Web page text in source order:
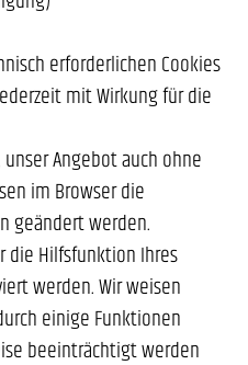
erforderlichen Cookies
mit Wirkung für die
Angebot auch ohne
im Browser die
geändert werden.
die Hilfsfunktion Ihres
werden. Wir weisen
einige Funktionen
beeinträchtigt werden